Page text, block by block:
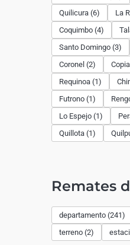
Quilicura (6)
La
Coquimbo (4)
Santo Domingo (3)
Coronel (2)
Requinoa (1)
Futrono (1)
Lo Espejo (1)
Quillota (1)
Remates
departamento (241)
terreno (2)